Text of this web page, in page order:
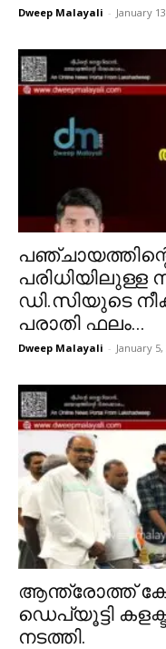
Dweep Malayali - January
പരിധിയിലുള്ള
ഡി.സിയുടെ
പരാതി ഫലം...
Dweep Malayali - January 5,
ആന്ത്രോത്ത്
ഡെപ്യൂട്ടി
നടത്തി.